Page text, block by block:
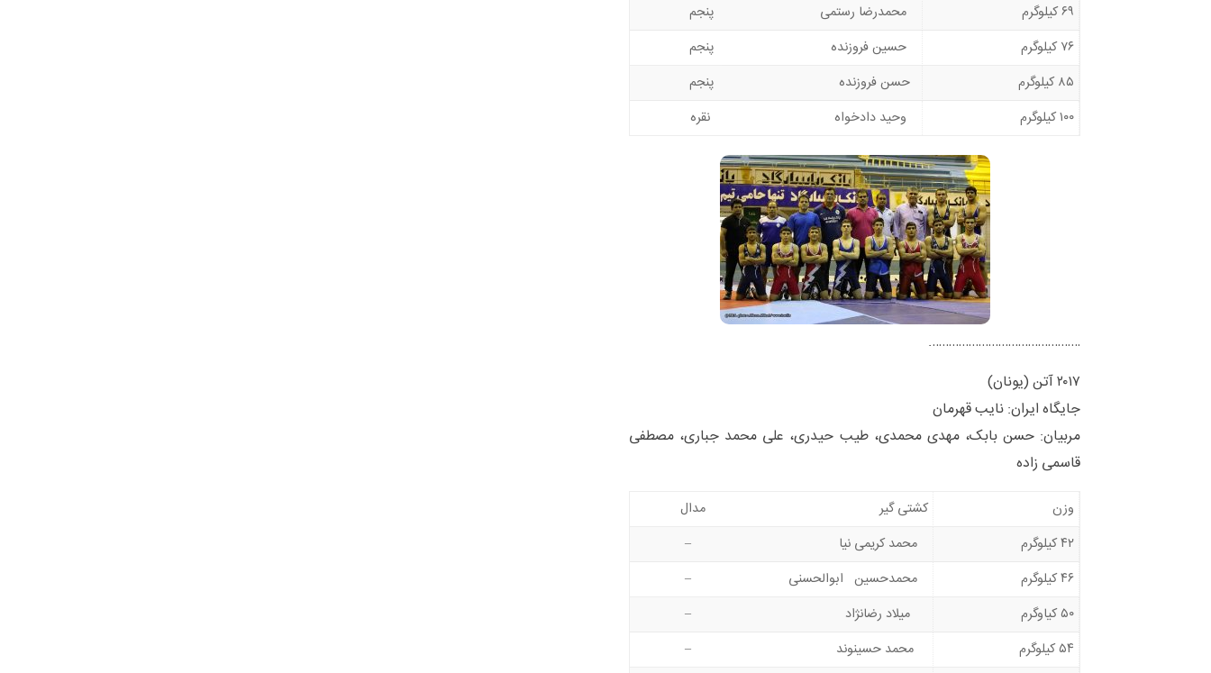
۶۹ کیلوگرم
محمدرضا رستمی
پنجم
۷۶ کیلوگرم
حسین فروزنده
پنجم
۸۵ کیلوگرم
حسن فروزنده
پنجم
۱۰۰ کیلوگرم
وحید دادخواه نقره
……………………………………….
۲۰۱۷ آتن (یونان)
جایگاه ایران: نایب قهرمان
مربیان: حسن بابک، مهدی محمدی، طیب حیدری، علی محمد جباری، مصطفی
قاسمی زاده
وزن کشتی گیر
مدال
۴۲ کیلوگرم
محمد کریمی نیا
–
۴۶ کیلوگرم
محمدحسین ابوالحسنی
–
۵۰ کیاوگرم
میلاد رضانژاد
–
۵۴ کیلوگرم
محمد حسینوند –